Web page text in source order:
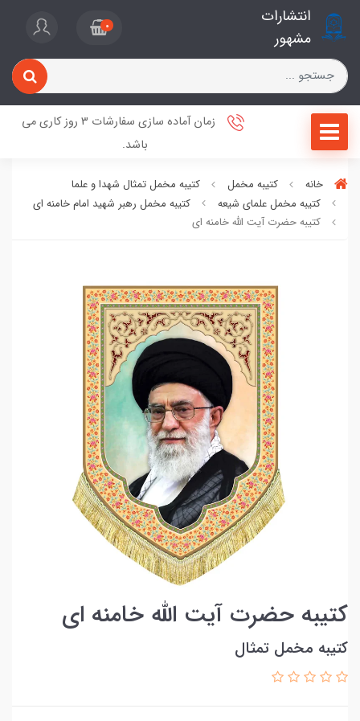
انتشارات
مشهور
0
زمان آماده سازی سفارشات 3 روز کاری می
باشد.
خانه کتیبه مخمل
کتیبه مخمل تمثال شهدا و علما
کتیبه مخمل علمای شیعه
کتیبه مخمل رهبر شهید امام خامنه ای
کتیبه حضرت آیت الله خامنه ای
کتیبه حضرت آیت الله خامنه ای
کتیبه مخمل تمثال